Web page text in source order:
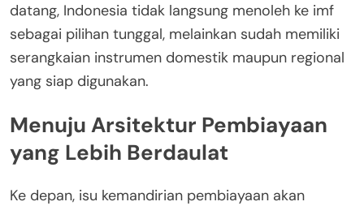
datang, Indonesia tidak langsung menoleh ke imf
sebagai pilihan tunggal, melainkan sudah memiliki
serangkaian instrumen domestik maupun regional
yang siap digunakan.
Menuju Arsitektur Pembiayaan
yang Lebih Berdaulat
Ke depan, isu kemandirian pembiayaan akan